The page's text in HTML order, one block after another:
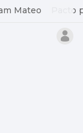
Mateo Pacto